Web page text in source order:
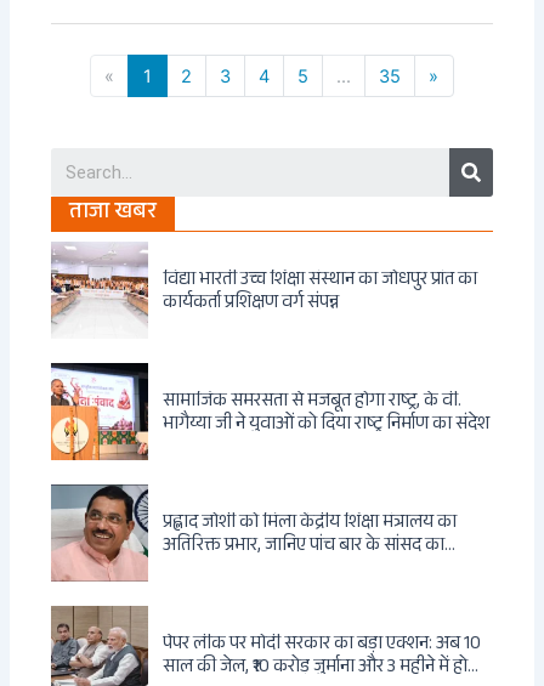
« 1 2 3 4 5 ... 35 »
Search
ताजा खबर
विद्या भारती उच्च शिक्षा संस्थान का जोधपुर प्रांत का
कार्यकर्ता प्रशिक्षण वर्ग संपन्न
सामाजिक समरसता से मजबूत होगा राष्ट्र, के वी.
भागैय्या जी ने युवाओं को दिया राष्ट्र निर्माण का संदेश
प्रह्लाद जोशी को मिला केंद्रीय शिक्षा मंत्रालय का
अतिरिक्त प्रभार, जानिए पांच बार के सांसद का
पेपर लीक पर मोदी सरकार का बड़ा एक्शन: अब 10
साल की जेल, ₹10 करोड़ जुर्माना और 3 महीने में होगा